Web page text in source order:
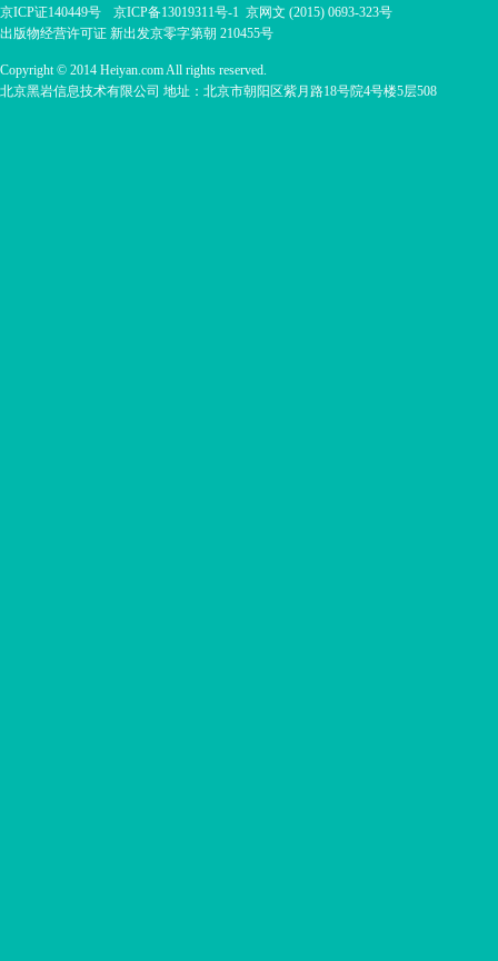
京ICP证140449号
京ICP备13019311号-1 京网文 (2015) 0693-323号
出版物经营许可证 新出发京零字第朝 210455号
Copyright © 2014 Heiyan.com All rights reserved.
北京黑岩信息技术有限公司 地址：北京市朝阳区紫月路18号院4号楼5层508